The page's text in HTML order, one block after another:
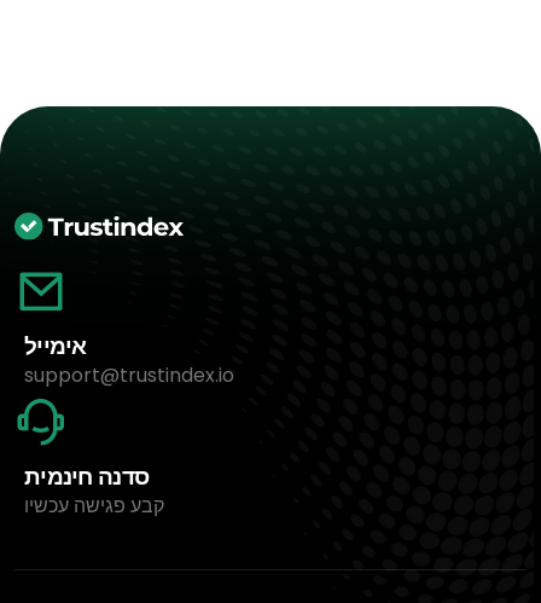
אימייל
support@trustindex.io
סדנה חינמית
קבע פגישה עכשיו